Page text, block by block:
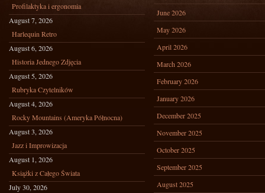
Profilaktyka i ergonomia
August 7, 2026
Harlequin Retro
August 6, 2026
Historia Jednego Zdjęcia
August 5, 2026
Rubryka Czytelników
August 4, 2026
Rocky Mountains (Ameryka Północna)
August 3, 2026
Jazz i Improwizacja
August 1, 2026
Książki z Całego Świata
July 30, 2026
June 2026
May 2026
April 2026
March 2026
February 2026
January 2026
December 2025
November 2025
October 2025
September 2025
August 2025